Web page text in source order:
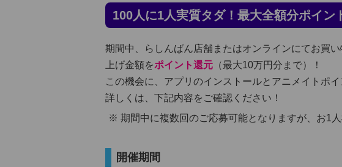
100人に1人実質タダ！最大全額分ポイン
期間中、らしんばん店舗またはオンラインにてお買
上げ金額をポイント還元 （最大10万円分まで）！
この機会に、アプリのインストールとアニメイトポイ
詳しくは、下記内容をご確認ください！
期間中に複数回のご応募可能となりますが、お1
開催期間